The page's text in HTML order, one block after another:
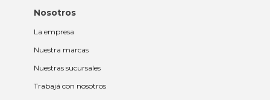
Nosotros
La empresa
Nuestra marcas
Nuestras sucursales
Trabajá con nosotros